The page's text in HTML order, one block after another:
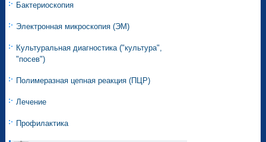
Бактериоскопия
Электронная микроскопия (ЭМ)
Культуральная диагностика ("культура",
"посев")
Полимеразная цепная реакция (ПЦР)
Лечение
Профилактика